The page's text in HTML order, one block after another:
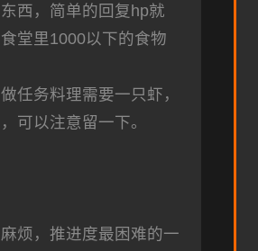
西，简单的回复hp就
堂里1000以下的食物
任务料理需要一只虾，
可以注意留一下。
烦，推进度最困难的一